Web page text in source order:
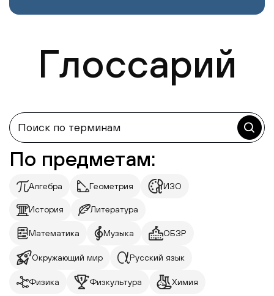
Глоссарий
По предметам:
Алгебра Геометрия ИЗО
История Литература
Математика Музыка ОБЗР
Окружающий мир Русский язык
Физика Физкультура Химия